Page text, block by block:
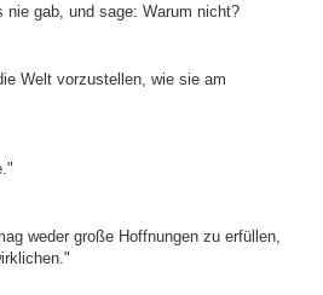
nie gab, und sage: Warum nicht?
Welt vorzustellen, wie sie am
weder große Hoffnungen zu erfüllen,